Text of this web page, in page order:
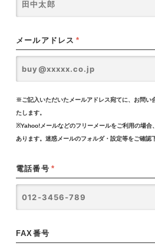
メールアドレス *
※ご記入いただいたメールアドレス宛てに、お問い
たします。
※Yahoo!メールなどのフリーメールをご利用の場合
あります。迷惑メールのフォルダ・設定等をご確認
電話番号 *
FAX番号